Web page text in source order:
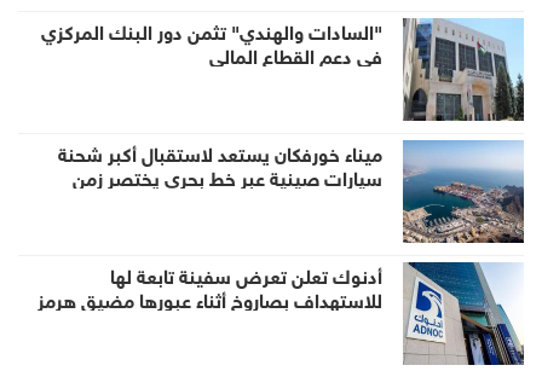
"السادات والهندي" تثمن دور البنك المركزي
في دعم القطاع المالي
ميناء خورفكان يستعد لاستقبال أكبر شحنة
سيارات صينية عبر خط بحري يختصر زمن
أدنوك تعلن تعرض سفينة تابعة لها
للاستهداف بصاروخ أثناء عبورها مضيق هرمز